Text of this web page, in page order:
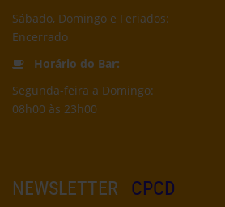
Sábado, Domingo e Feriados:
Encerrado
Horário do Bar:
Segunda-feira a Domingo:
08h00 às 23h00
NEWSLETTER CPCD